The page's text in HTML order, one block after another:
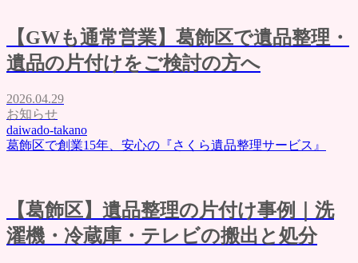
【GWも通常営業】葛飾区で遺品整理・
遺品の片付けをご検討の方へ
2026.04.29
お知らせ
daiwado-takano
葛飾区で創業15年、安心の『さくら遺品整理サービス』
【葛飾区】遺品整理の片付け事例｜洗
濯機・冷蔵庫・テレビの搬出と処分